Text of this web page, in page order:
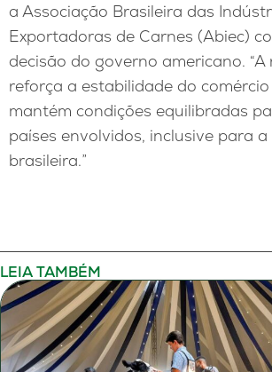
a Associação Brasileira das
Exportadoras de Carnes (Abiec)
decisão do governo americano. “A
reforça a estabilidade do
mantém condições equilibradas
países envolvidos, inclusive para
brasileira.”
LEIA TAMBÉM